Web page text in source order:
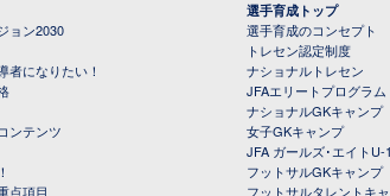
ョン2030
者になりたい！
ンテンツ
点項目
選手育成トップ
選手育成のコンセプト
トレセン認定制度
ナショナルトレセン
JFAエリートプログラム
ナショナルGKキャンプ
女子GKキャンプ
JFA ガールズ･エイト
フットサルGKキャンプ
フットサルタレントキ